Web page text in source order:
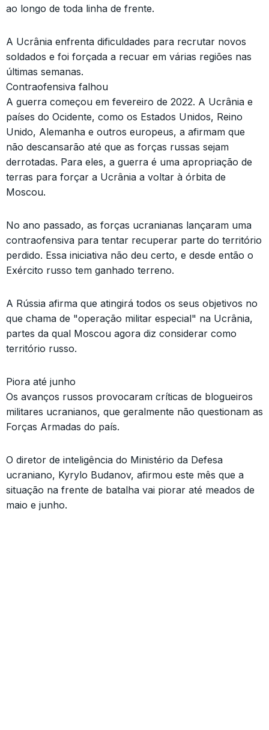
ao longo de toda linha de frente.
A Ucrânia enfrenta dificuldades para recrutar novos
soldados e foi forçada a recuar em várias regiões nas
últimas semanas.
Contraofensiva falhou
A guerra começou em fevereiro de 2022. A Ucrânia e
países do Ocidente, como os Estados Unidos, Reino
Unido, Alemanha e outros europeus, a afirmam que
não descansarão até que as forças russas sejam
derrotadas. Para eles, a guerra é uma apropriação de
terras para forçar a Ucrânia a voltar à órbita de
Moscou.
No ano passado, as forças ucranianas lançaram uma
contraofensiva para tentar recuperar parte do território
perdido. Essa iniciativa não deu certo, e desde então o
Exército russo tem ganhado terreno.
A Rússia afirma que atingirá todos os seus objetivos no
que chama de "operação militar especial" na Ucrânia,
partes da qual Moscou agora diz considerar como
território russo.
Piora até junho
Os avanços russos provocaram críticas de blogueiros
militares ucranianos, que geralmente não questionam as
Forças Armadas do país.
O diretor de inteligência do Ministério da Defesa
ucraniano, Kyrylo Budanov, afirmou este mês que a
situação na frente de batalha vai piorar até meados de
maio e junho.